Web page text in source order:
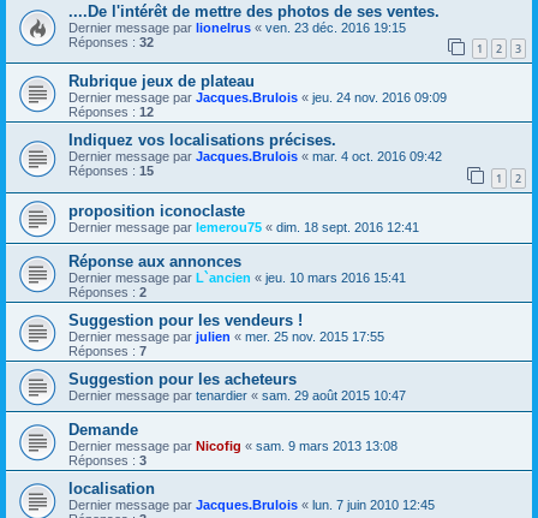
....De l'intérêt de mettre des photos de ses ventes.
Dernier message par lionelrus « ven. 23 déc. 2016 19:15
Réponses : 32 1 2 3
Rubrique jeux de plateau
Dernier message par Jacques.Brulois « jeu. 24 nov. 2016 09:09
Réponses : 12
Indiquez vos localisations précises.
Dernier message par Jacques.Brulois « mar. 4 oct. 2016 09:42
Réponses : 15 1 2
proposition iconoclaste
Dernier message par lemerou75 « dim. 18 sept. 2016 12:41
Réponse aux annonces
Dernier message par L`ancien « jeu. 10 mars 2016 15:41
Réponses : 2
Suggestion pour les vendeurs !
Dernier message par julien « mer. 25 nov. 2015 17:55
Réponses : 7
Suggestion pour les acheteurs
Dernier message par tenardier « sam. 29 août 2015 10:47
Demande
Dernier message par Nicofig « sam. 9 mars 2013 13:08
Réponses : 3
localisation
Dernier message par Jacques.Brulois « lun. 7 juin 2010 12:45